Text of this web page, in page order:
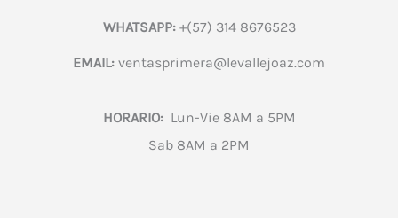
WHATSAPP:+(57) 314 8676523
EMAIL: ventasprimera@levallejoaz.com
HORARIO:Lun-Vie 8AM a 5PM
Sab 8AM a 2PM